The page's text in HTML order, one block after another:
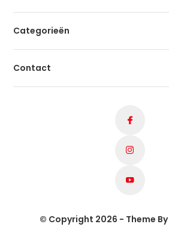
Categorieën
Contact
© Copyright 2026 - Theme By